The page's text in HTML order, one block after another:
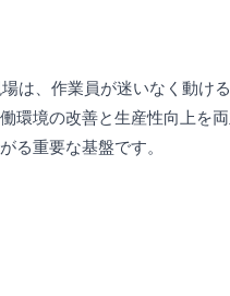
は、作業員が迷いなく動け
環境の改善と生産性向上を両
る重要な基盤です。